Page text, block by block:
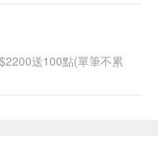
送100點(單筆不累